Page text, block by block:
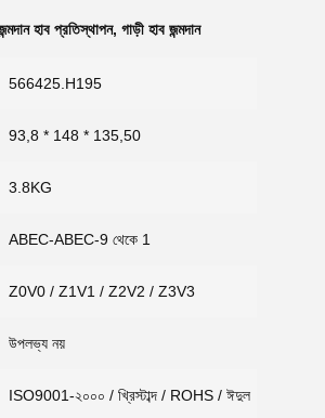
হাব প্রতিস্থাপন, গাড়ী হাব জন্মদান
566425.H195
93,8 * 148 * 135,50
3.8KG
ABEC-ABEC-9 থেকে 1
Z0V0 / Z1V1 / Z2V2 / Z3V3
উপলভ্য নয়
ISO9001-২০০০ / খ্রিস্টাব্দ / ROHS / ঈদুল